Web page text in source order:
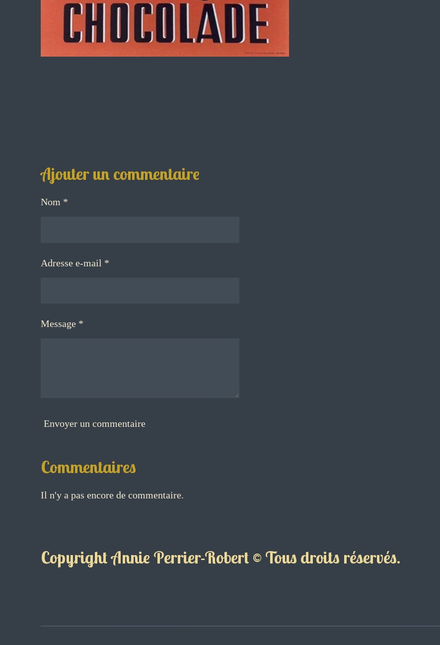
Ajouter un commentaire
Nom *
Adresse e-mail *
Message *
Envoyer un commentaire
Commentaires
Il n'y a pas encore de commentaire.
Copyright Annie Perrier-Robert © Tous droits réservés.